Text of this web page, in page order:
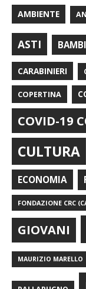
AMBIENTE
ASTI
CARABINIERI
COPERTINA
COVID-19
CULTURA
ECONOMIA
FONDAZIONE CRC
GIOVANI
MAURIZIO MARELLO